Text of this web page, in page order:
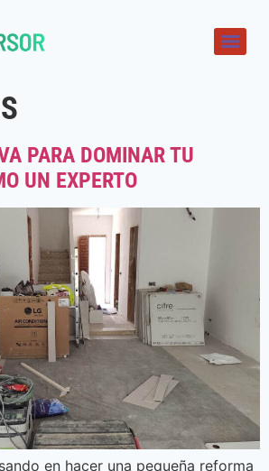
PARA DOMINAR TU
UN EXPERTO
en hacer una pequeña reforma